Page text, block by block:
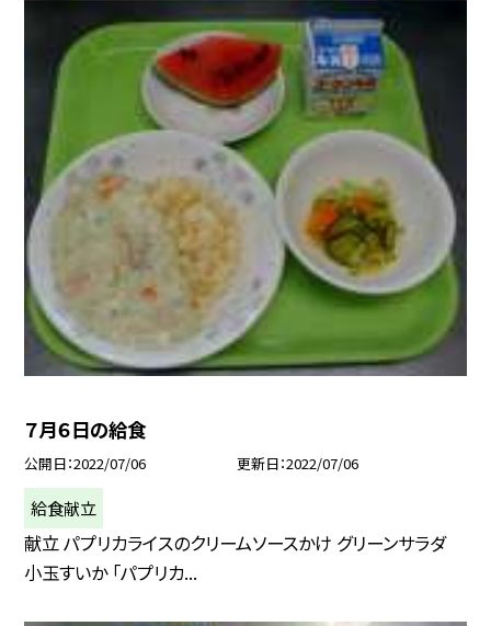
７月６日の給食
公開日 2022/07/06 更新日 2022/07/06
給食献立
献立 パプリカライスのクリームソースかけ グリーンサラダ
小玉すいか 「パプリカ...